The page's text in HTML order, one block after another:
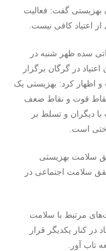
بهزیستی گفت: فعالیت
اعتیاد کافی نیست.
سده ظهر شنبه در
در گرگان برگزار
اظهار کرد: بهزیستی یک
نقاط قوت و نقاط ضعف
دیگران و تسلط بر
است.
سلامت بهزیستی
سلامت اجتماعی در
مرتبط با سلامت
در کنار یکدیگر قرار
تاب آور.